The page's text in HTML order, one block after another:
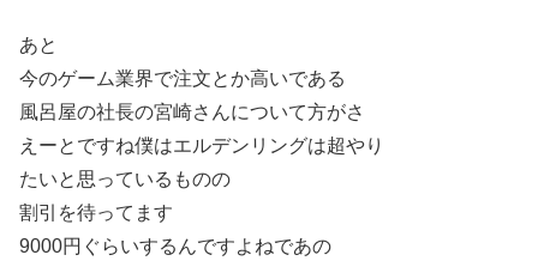
あと
今のゲーム業界で注文とか高いである
風呂屋の社長の宮崎さんについて方がさ
えーとですね僕はエルデンリングは超やり
たいと思っているものの
割引を待ってます
9000円ぐらいするんですよねであの